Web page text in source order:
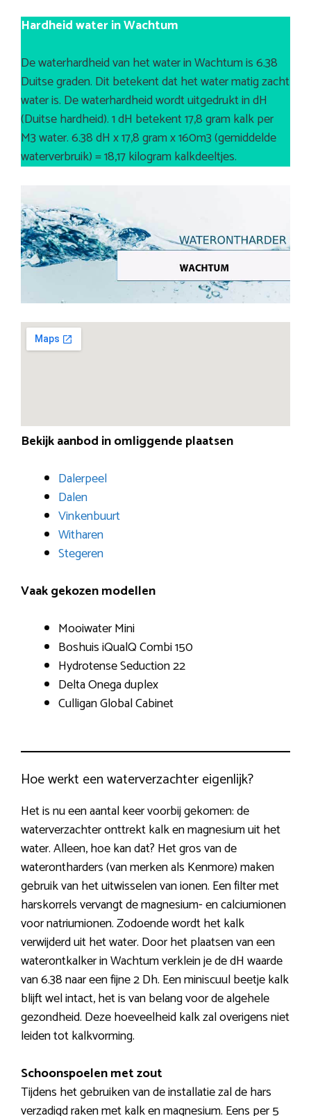
Hardheid water in Wachtum
De waterhardheid van het water in Wachtum is 6.38
Duitse graden. Dit betekent dat het water matig zacht
water is. De waterhardheid wordt uitgedrukt in dH
(Duitse hardheid). 1 dH betekent 17,8 gram kalk per
M3 water. 6.38 dH x 17,8 gram x 160m3 (gemiddelde
waterverbruik) = 18,17 kilogram kalkdeeltjes.
Bekijk aanbod in omliggende plaatsen
Dalerpeel
Dalen
Vinkenbuurt
Witharen
Stegeren
Vaak gekozen modellen
Mooiwater Mini
Boshuis iQualQ Combi 150
Hydrotense Seduction 22
Delta Onega duplex
Culligan Global Cabinet
Hoe werkt een waterverzachter eigenlijk?
Het is nu een aantal keer voorbij gekomen: de
waterverzachter onttrekt kalk en magnesium uit het
water. Alleen, hoe kan dat? Het gros van de
waterontharders (van merken als Kenmore) maken
gebruik van het uitwisselen van ionen. Een filter met
harskorrels vervangt de magnesium- en calciumionen
voor natriumionen. Zodoende wordt het kalk
verwijderd uit het water. Door het plaatsen van een
waterontkalker in Wachtum verklein je de dH waarde
van 6.38 naar een fijne 2 Dh. Een miniscuul beetje kalk
blijft wel intact, het is van belang voor de algehele
gezondheid. Deze hoeveelheid kalk zal overigens niet
leiden tot kalkvorming.
Schoonspoelen met zout
Tijdens het gebruiken van de installatie zal de hars
verzadigd raken met kalk en magnesium. Eens per 5